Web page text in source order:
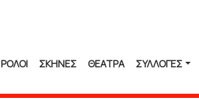
ΡΟΛΟΙ ΣΚΗΝΕΣ ΘΕΑΤΡΑ ΣΥΛΛΟΓΈΣ